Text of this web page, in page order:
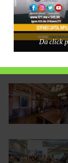
Da click